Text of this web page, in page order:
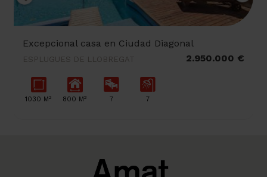
Excepcional casa en Ciudad Diagonal
ESPLUGUES DE LLOBREGAT 2.950.000 €
1030 M2 800 M2 7 7